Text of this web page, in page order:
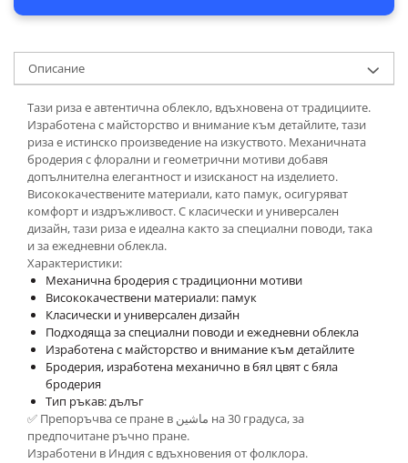
Описание
Тази риза е автентична облекло, вдъхновена от традициите.
Изработена с майсторство и внимание към детайлите, тази
риза е истинско произведение на изкуството. Механичната
бродерия с флорални и геометрични мотиви добавя
допълнителна елегантност и изисканост на изделието.
Висококачествените материали, като памук, осигуряват
комфорт и издръжливост. С класически и универсален
дизайн, тази риза е идеална както за специални поводи, така
и за ежедневни облекла.
Характеристики:
Механична бродерия с традиционни мотиви
Висококачествени материали: памук
Класически и универсален дизайн
Подходяща за специални поводи и ежедневни облекла
Изработена с майсторство и внимание към детайлите
Бродерия, изработена механично в бял цвят с бяла
бродерия
Тип ръкав: дълъг
✅ Препоръчва се пране в ماشین на 30 градуса, за
предпочитане ръчно пране.
Изработени в Индия с вдъхновения от фолклора.